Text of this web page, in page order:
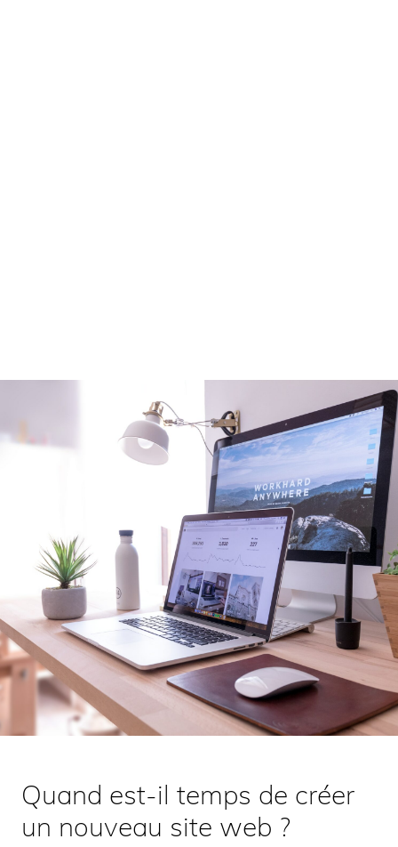
Quand est-il temps de créer
un nouveau site web ?